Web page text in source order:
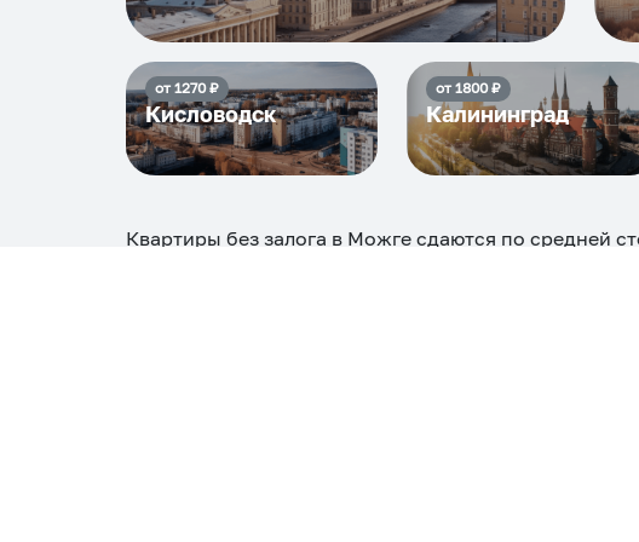
от 1270₽
Кисловодск
от 1800₽
Калининград
Квартиры без залога в Можге сдаются по средней